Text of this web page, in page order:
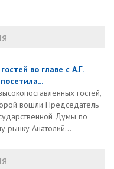
во главе с А.Г.
гостей,
вошли Председатель
Думы по
рынку Анатолий...